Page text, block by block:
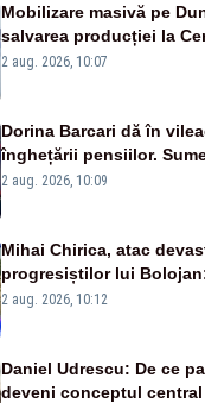
Mobilizare masivă pe
salvarea producției la
va detona o stâncă și va
2 aug. 2026, 10:07
Dorina Barcari dă în
înghețării pensiilor.
pierdute de fiecare român
2 aug. 2026, 10:09
Mihai Chirica, atac
progresiștilor lui
protejăm și natura, dar
2 aug. 2026, 10:12
Daniel Udrescu: De ce
deveni conceptul